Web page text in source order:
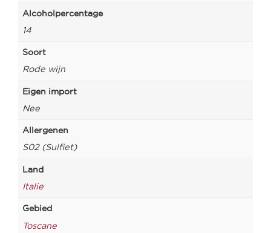
Alcoholpercentage
14
Soort
Rode wijn
Eigen import
Nee
Allergenen
S02 (Sulfiet)
Land
Italie
Gebied
Toscane